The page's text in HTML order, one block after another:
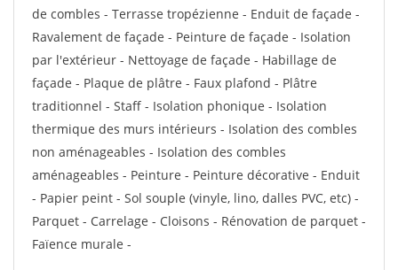
de combles - Terrasse tropézienne - Enduit de façade -
Ravalement de façade - Peinture de façade - Isolation
par l'extérieur - Nettoyage de façade - Habillage de
façade - Plaque de plâtre - Faux plafond - Plâtre
traditionnel - Staff - Isolation phonique - Isolation
thermique des murs intérieurs - Isolation des combles
non aménageables - Isolation des combles
aménageables - Peinture - Peinture décorative - Enduit
- Papier peint - Sol souple (vinyle, lino, dalles PVC, etc) -
Parquet - Carrelage - Cloisons - Rénovation de parquet -
Faïence murale -